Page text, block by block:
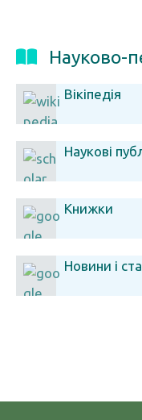
Науково-
Вікіпедія
Наукові
Книжки
Новини і